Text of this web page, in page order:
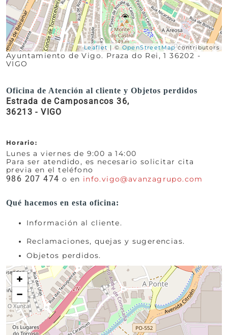
Leaflet | ©OpenStreetMapcontributors
Ayuntamiento de Vigo. Praza do Rei, 1 36202 -
VIGO
Oficina de Atención al cliente y Objetos perdidos
Estrada de Camposancos 36,
36213 - VIGO
Horario:
Lunes a viernes de 9:00 a 14:00
Para ser atendido, es necesario solicitar cita
previa en el teléfono
986 207 474 o en info.vigo@avanzagrupo.com
Qué hacemos en esta oficina:
Información al cliente.
Reclamaciones, quejas y sugerencias.
Objetos perdidos.
+
−